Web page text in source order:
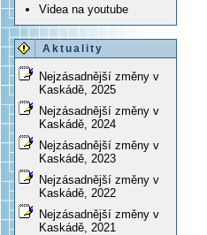
Videa na youtube
Aktuality
Nejzásadnější změny v
Kaskádě, 2025
Nejzásadnější změny v
Kaskádě, 2024
Nejzásadnější změny v
Kaskádě, 2023
Nejzásadnější změny v
Kaskádě, 2022
Nejzásadnější změny v
Kaskádě, 2021